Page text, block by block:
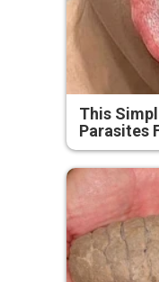
This
Parasites